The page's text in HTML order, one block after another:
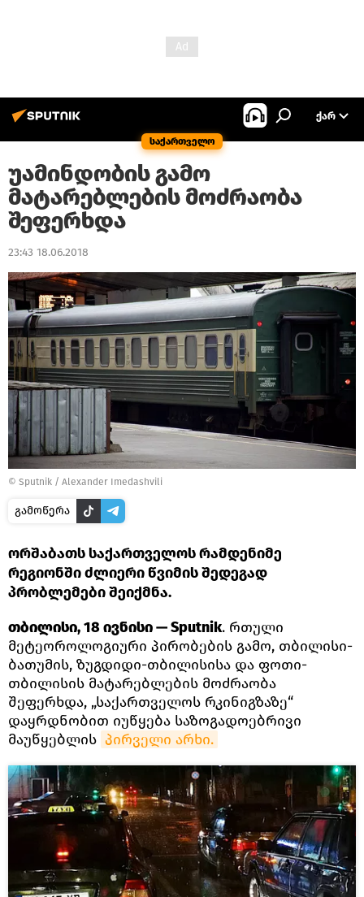
საქართველო
ᲥᲐᲠ
უამინდობის გამო
მატარებლების მოძრაობა
შეფერხდა
23:43 18.06.2018
© Sputnik / Alexander Imedashvili
გამოწერა
ორშაბათს საქართველოს რამდენიმე
რეგიონში ძლიერი წვიმის შედეგად
პრობლემები შეიქმნა.
თბილისი, 18 ივნისი — Sputnik. რთული
მეტეოროლოგიური პირობების გამო, თბილისი-
ბათუმის, ზუგდიდი-თბილისისა და ფოთი-
თბილისის მატარებლების მოძრაობა
შეფერხდა, „საქართველოს რკინიგზაზე“
დაყრდნობით იუწყება საზოგადოებრივი
მაუწყებლის პირველი არხი.